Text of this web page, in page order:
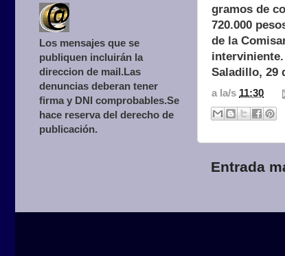
gramos de
720.000
de la
Saladillo, 29
a la/s 11:30
Entrada
Los mensajes que se
publiquen incluirán la
direccion de mail.Las
denuncias deberan tener
firma y DNI comprobables.Se
hace reserva del derecho de
publicación.